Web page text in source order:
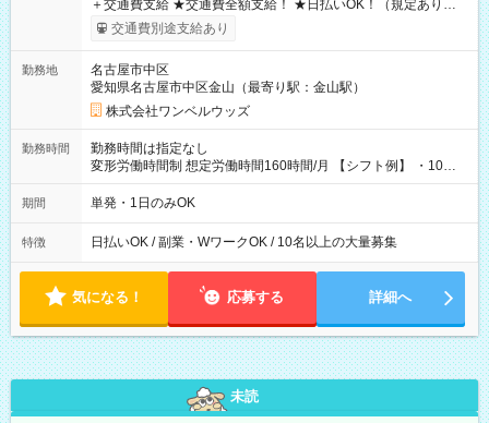
＋交通費支給 ★交通費全額支給！ ★日払いOK！（規定あり） ┗
働いたその日に現金GET♪ お仕事後はコンビニATMから 日払
交通費別途支給あり
勤務地
名古屋市中区
愛知県名古屋市中区金山（最寄り駅：金山駅）
株式会社ワンベルウッズ
勤務時間
勤務時間は指定なし
変形労働時間制 想定労働時間160時間/月 【シフト例】 ・10：
00～20：00
期間 単発・1日のみOK
特徴 日払いOK / 副業・WワークOK / 10名以上の大量募集
気になる！ 応募する 詳細へ
未読